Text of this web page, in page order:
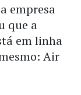
empresa
que a
em linha
Air